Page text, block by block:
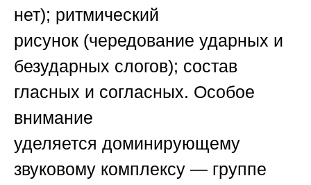
нет); ритмический
рисунок (чередование ударных и
безударных слогов); состав
гласных и согласных. Особое
внимание
уделяется доминирующему
звуковому комплексу — группе